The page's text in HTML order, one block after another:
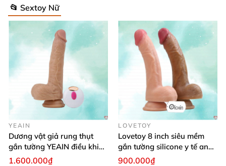
📂 Sextoy Nữ
YEAIN
Dương vật giả rung thụt
gắn tường YEAIN điều khiển
từ xa
1.600.000₫
LOVETOY
Lovetoy 8 inch siêu mềm
gắn tường silicone y tế an
toàn
900.000₫